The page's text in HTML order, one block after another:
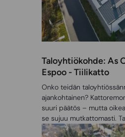
Taloyhtiökohde: As
Espoo - Tiilikatto
Onko teidän
ajankohtainen?
suuri päätös – mutta
se sujuu mutkattomasti.